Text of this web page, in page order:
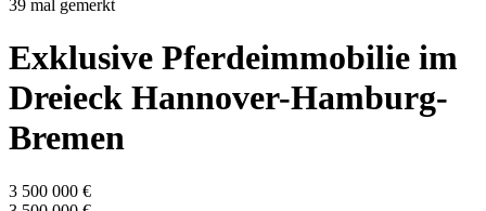
39 mal gemerkt
Exklusive Pferdeimmobilie im
Dreieck Hannover-Hamburg-
Bremen
3 500 000 €